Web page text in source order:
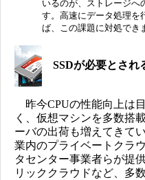
いるのが、ストレージへ
す。高速にデータ処理を
ば、この課題に対処でき
SSDが必要とされ
昨今CPUの性能向上は
く、仮想マシンを多数搭
ーバの出荷も増えてきて
業内のプライベートクラ
タセンター事業者らが提
リッククラウドなど、多